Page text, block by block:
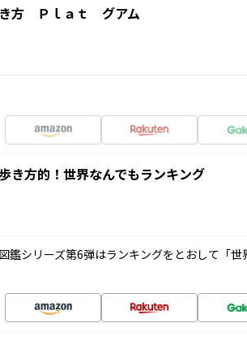
方 Ｐｌａｔ グアム
方的！世界なんでもランキング
鑑シリーズ第6弾はランキングをとおして「